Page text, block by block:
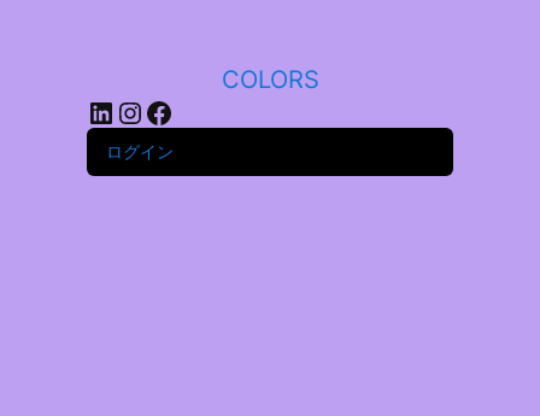
COLORS
LinkedIn
Instagram
Facebook
ログイン